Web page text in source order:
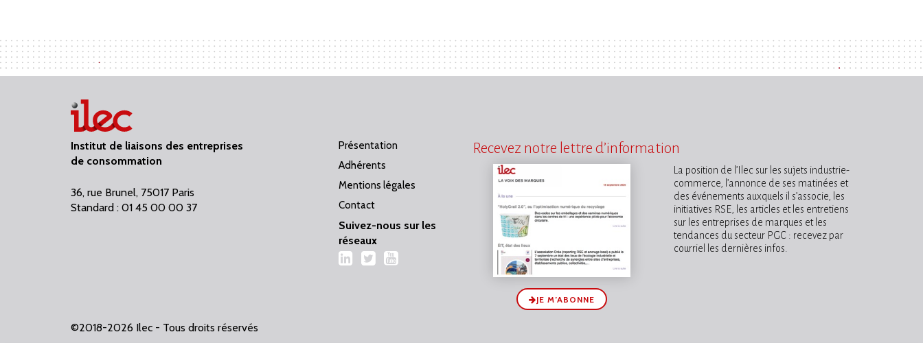
Institut de liaisons des entreprises
de consommation
36, rue Brunel, 75017 Paris
Standard : 01 45 00 00 37
Présentation
Adhérents
Mentions légales
Contact
Suivez-nous sur les
réseaux
LinkedIn
TwitterYouTube
Recevez notre lettre d’information
JE M’ABONNE
La position de l’Ilec sur les sujets industrie-
commerce, l’annonce de ses matinées et
des événements auxquels il s’associe, les
initiatives RSE, les articles et les entretiens
sur les entreprises de marques et les
tendances du secteur PGC : recevez par
courriel les dernières infos.
©2018-2026 Ilec - Tous droits réservés